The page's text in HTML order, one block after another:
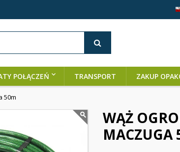
POŁĄCZEŃ TRANSPORT ZAKUP
50m
WĄŻ
MACZUGA